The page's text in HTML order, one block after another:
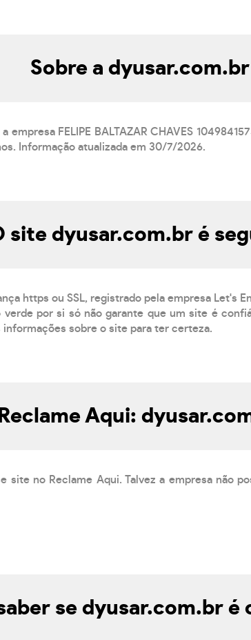
Sobre a dyusar.com.br
FELIPE BALTAZAR CHAVES
Informação atualizada em 30/7/2026.
site dyusar.com.br é
https ou SSL, registrado pela empresa Let's
verde por si só não garante que um site é
informações sobre o site para ter certeza.
Reclame Aqui:
site no Reclame Aqui. Talvez a empresa não
se dyusar.com.br é